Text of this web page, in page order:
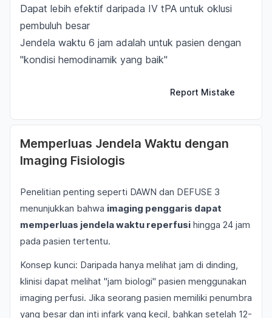
Dapat lebih efektif daripada IV tPA untuk oklusi
pembuluh besar
Jendela waktu 6 jam adalah untuk pasien dengan
"kondisi hemodinamik yang baik"
Report Mistake
Memperluas Jendela Waktu dengan
Imaging Fisiologis
Penelitian penting seperti DAWN dan DEFUSE 3
menunjukkan bahwa imaging penggaris dapat
memperluas jendela waktu reperfusi hingga 24 jam
pada pasien tertentu.
Konsep kunci: Daripada hanya melihat jam di dinding,
klinisi dapat melihat "jam biologi" pasien menggunakan
imaging perfusi. Jika seorang pasien memiliki penumbra
yang besar dan inti infark yang kecil, bahkan setelah 12-